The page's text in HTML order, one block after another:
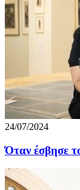
24/07/2024
Όταν έσβησε